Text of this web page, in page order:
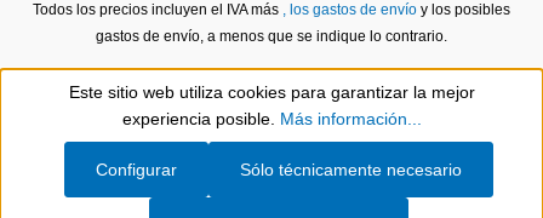
Todos los precios incluyen el IVA más , los gastos de envío y los posibles
gastos de envío, a menos que se indique lo contrario.
Show toolbar
Este sitio web utiliza cookies para garantizar la mejor
experiencia posible. Más información...
Sólo técnicamente necesario
Configurar